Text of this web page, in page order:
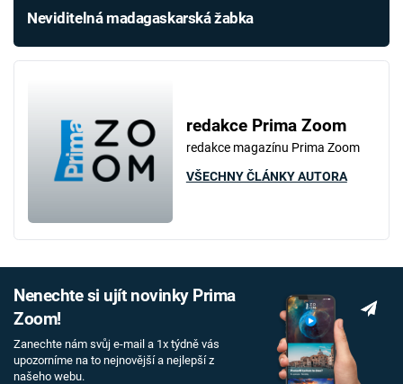
Neviditelná madagaskarská žabka
redakce Prima Zoom
redakce magazínu Prima Zoom
VŠECHNY ČLÁNKY AUTORA
Nenechte si ujít novinky Prima
Zoom!
Zanechte nám svůj e-mail a 1x týdně vás
upozorníme na to nejnovější a nejlepší z
našeho webu.